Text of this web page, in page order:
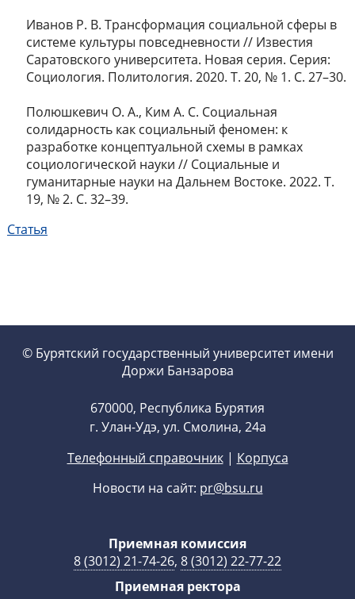
Иванов Р. В. Трансформация социальной сферы в
системе культуры повседневности // Известия
Саратовского университета. Новая серия. Серия:
Социология. Политология. 2020. Т. 20, № 1. С. 27–30.
Полюшкевич О. А., Ким А. С. Социальная
солидарность как социальный феномен: к
разработке концептуальной схемы в рамках
социологической науки // Социальные и
гуманитарные науки на Дальнем Востоке. 2022. Т.
19, № 2. С. 32–39.
Статья
© Бурятский государственный университет имени
Доржи Банзарова
670000, Республика Бурятия
г. Улан-Удэ, ул. Смолина, 24а
Телефонный справочник| Корпуса
Новости на сайт: pr@bsu.ru
Приемная комиссия
8 (3012) 21-74-26, 8 (3012) 22-77-22
Приемная ректора